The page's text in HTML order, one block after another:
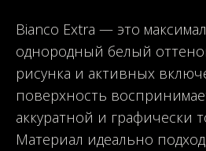
Bianco Extra — это
однородный белый
рисунка и активных
поверхность
аккуратной и графически
Материал идеально